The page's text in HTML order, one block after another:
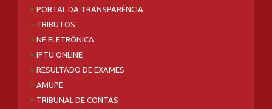
PORTAL DA TRANSPARÊNCIA
TRIBUTOS
NF ELETRÔNICA
IPTU ONLINE
RESULTADO DE EXAMES
AMUPE
TRIBUNAL DE CONTAS